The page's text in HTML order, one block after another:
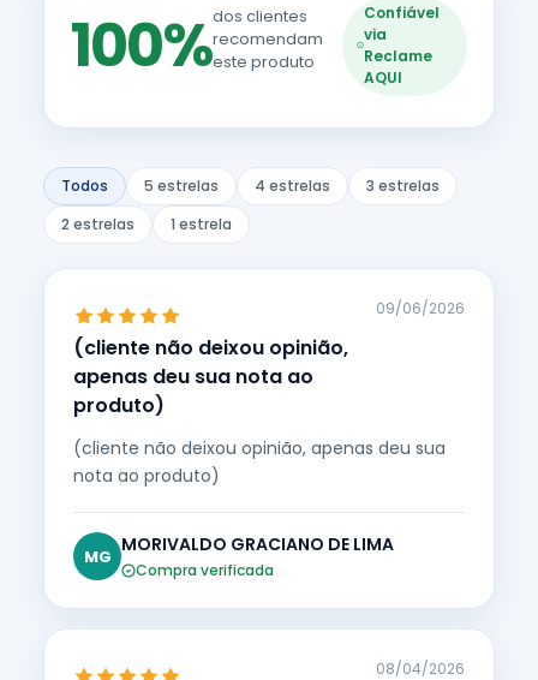
100%dos clientes
recomendam
este produto
Confiável
via
Reclame
AQUI
Todos 5 estrelas 4 estrelas
3 estrelas
2 estrelas
1 estrela
(cliente não deixou opinião,
apenas deu sua nota ao
produto)
09/06/2026
(cliente não deixou opinião, apenas deu sua
nota ao produto)
MG
MORIVALDO GRACIANO DE LIMA
Compra verificada
08/04/2026